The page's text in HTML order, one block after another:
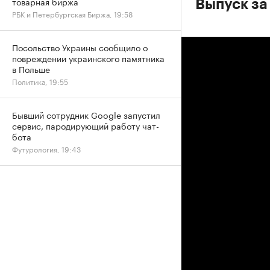
Выпуск
РБК и Петербургская Биржа, 19:58
Посольство Украины сообщило о
повреждении украинского памятника
в Польше
Политика, 19:55
Бывший сотрудник Google запустил
сервис, пародирующий работу чат-
бота
Футурология, 19:43